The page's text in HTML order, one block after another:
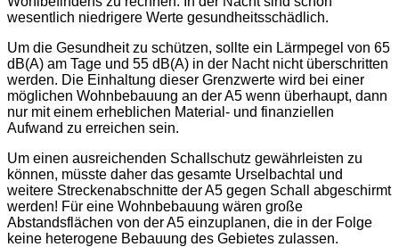
wesentlich niedrigere Werte gesundheitsschädlich.
Um die Gesundheit zu schützen, sollte ein Lärmpegel von 65
dB(A) am Tage und 55 dB(A) in der Nacht nicht überschritten
werden. Die Einhaltung dieser Grenzwerte wird bei einer
möglichen Wohnbebauung an der A5 wenn überhaupt, dann
nur mit einem erheblichen Material- und finanziellen
Aufwand zu erreichen sein.
Um einen ausreichenden Schallschutz gewährleisten zu
können, müsste daher das gesamte Urselbachtal und
weitere Streckenabschnitte der A5 gegen Schall abgeschirmt
werden! Für eine Wohnbebauung wären große
Abstandsflächen von der A5 einzuplanen, die in der Folge
keine heterogene Bebauung des Gebietes zulassen.